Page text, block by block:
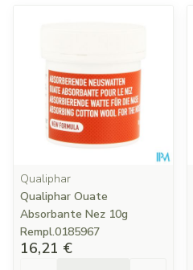
Qualiphar
Qualiphar Ouate
Absorbante Nez 10g
Rempl.0185967
16,21 €